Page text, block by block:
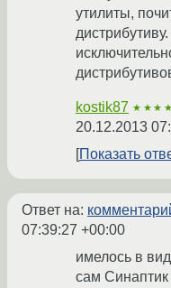
утилиты,
kostik87
20.12.2013
Показать
Ответ на:
07:39:27 +00:00
имелось в
сам Синаптик